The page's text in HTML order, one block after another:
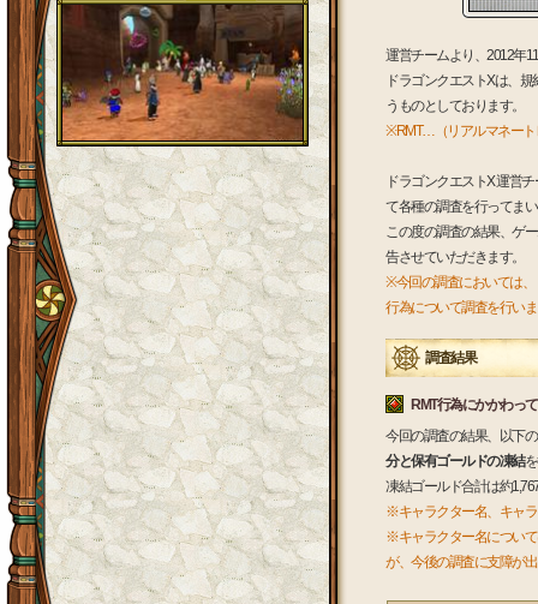
運営チームより、2012年
ドラゴンクエストXは、
うものとしております。
※RMT…（リアルマネート
ドラゴンクエストX 運営
て各種の調査を行ってま
この度の調査の結果、ゲ
告させていただきます。
※今回の調査においては、
行為について調査を行い
調査結果
RMT行為にかかわっ
今回の調査の結果、以下
分と保有ゴールドの凍結
凍結ゴールド合計は約
※キャラクター名、キャ
※キャラクター名につい
が、今後の調査に支障が